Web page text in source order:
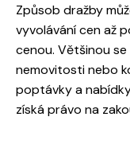
Způsob dražby
vyvolávání cen až
cenou. Většinou
nemovitosti nebo
poptávky a
získá právo na